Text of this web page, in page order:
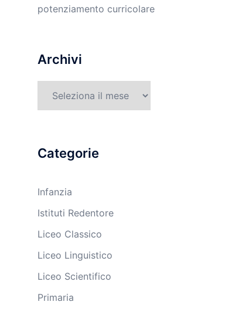
potenziamento curricolare
Archivi
Categorie
Infanzia
Istituti Redentore
Liceo Classico
Liceo Linguistico
Liceo Scientifico
Primaria